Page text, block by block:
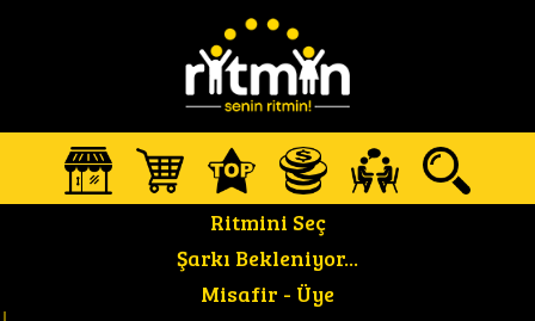
Ritmini Seç
Şarkı Bekleniyor...
Misafir - Üye